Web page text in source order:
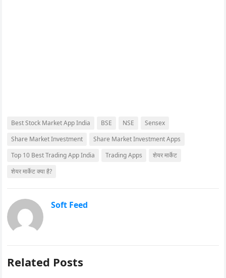
Best Stock Market App India BSE NSE
Sensex
Share Market Investment
Share Market Investment Apps
Top 10 Best Trading App India
Trading Apps
शेयर मार्केट
शेयर मार्केट क्या है?
Soft Feed
Related Posts